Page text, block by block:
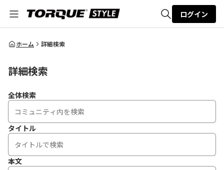
全体検索
ログイン
ホーム 詳細検索
詳細検索
全体検索
タイトル
本文